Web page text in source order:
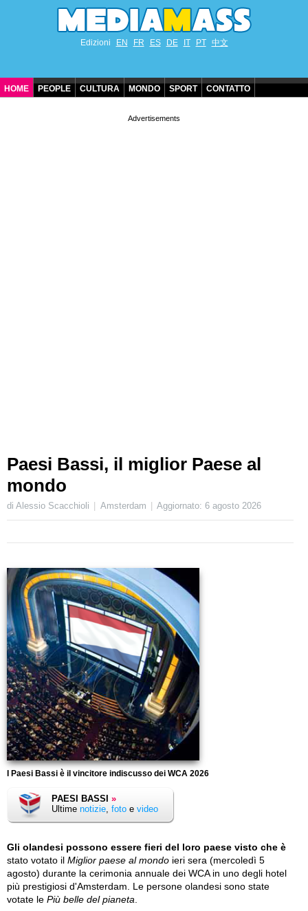
Edizioni EN FR ES DE IT PT 中文
HOME PEOPLE CULTURA MONDO SPORT CONTATTO
Paesi Bassi, il miglior Paese al
mondo
di Alessio Scacchioli Amsterdam Aggiornato:6 agosto 2026
I Paesi Bassi è il vincitore indiscusso dei WCA 2026
PAESI BASSI »
Ultime notizie, foto e video
Gli olandesi possono essere fieri del loro paese visto che è
stato votato il Miglior paese al mondo ieri sera (mercoledì 5
agosto) durante la cerimonia annuale dei WCA in uno degli hotel
più prestigiosi d'Amsterdam. Le persone olandesi sono state
votate le Più belle del pianeta